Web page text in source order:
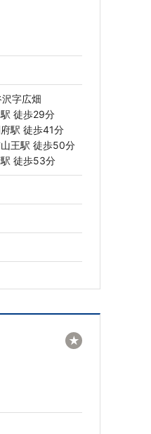
字広畑
徒歩29分
駅 徒歩41分
王駅 徒歩50分
徒歩53分
★